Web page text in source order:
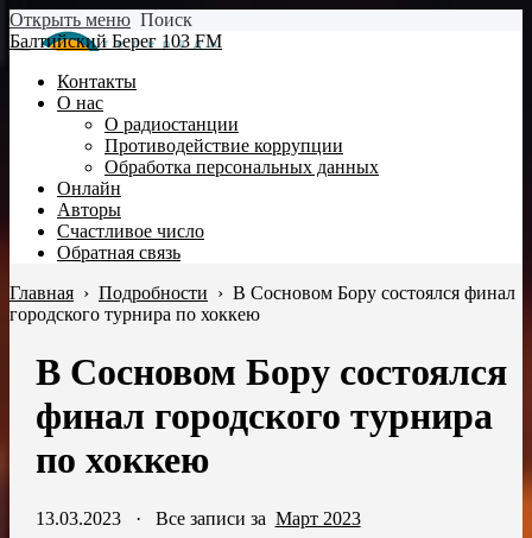
Открыть меню Поиск
Балтийский Берег 103 FM
Контакты
О нас
О радиостанции
Противодействие коррупции
Обработка персональных данных
Онлайн
Авторы
Счастливое число
Обратная связь
Главная › Подробности › В Сосновом Бору состоялся финал
городского турнира по хоккею
В Сосновом Бору состоялся
финал городского турнира
по хоккею
13.03.2023· Все записи за Март 2023